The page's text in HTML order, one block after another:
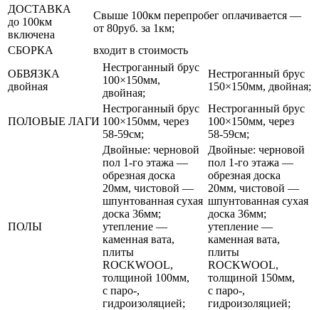
ДОСТАВКА
до 100км
включена
Свыше 100км перепробег оплачивается —
от 80руб. за 1км;
СБОРКА
входит в стоимость
ОБВЯЗКА
двойная
Нестроганный брус
100×150мм,
двойная;
Нестроганный брус
150×150мм, двойная;
ПОЛОВЫЕ ЛАГИ
Нестроганный брус
100×150мм, через
58-59см;
Нестроганный брус
100×150мм, через
58-59см;
ПОЛЫ
Двойные: черновой
пол 1-го этажа —
обрезная доска
20мм, чистовой —
шпунтованная сухая
доска 36мм;
утепление —
каменная вата,
плиты
ROCKWOOL,
толщиной 100мм,
с паро-,
гидроизоляцией;
Двойные: черновой
пол 1-го этажа —
обрезная доска
20мм, чистовой —
шпунтованная сухая
доска 36мм;
утепление —
каменная вата,
плиты
ROCKWOOL,
толщиной 150мм,
с паро-,
гидроизоляцией;